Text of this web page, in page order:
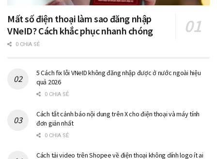
Mất số điện thoại làm sao đăng nhập
VNeID? Cách khắc phục nhanh chóng
0 CHIA SẺ
5 Cách fix lỗi VNeID không đăng nhập được ở nước ngoài hiệu
quả 2026
0 CHIA SẺ
Cách tắt cảnh báo nội dung trên X cho điện thoại và máy tính
đơn giản nhất
0 CHIA SẺ
Cách tải video trên Shopee về điện thoại không dính logo ít ai